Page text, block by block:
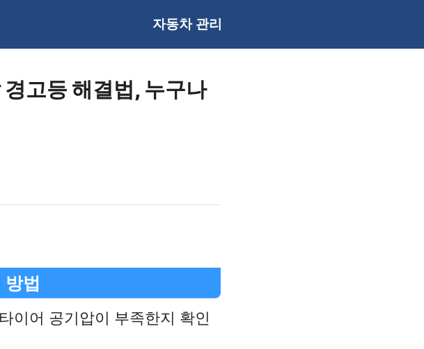
자동차 관리
고등 해결법, 누구나
법
이어 공기압이 부족한지 확인